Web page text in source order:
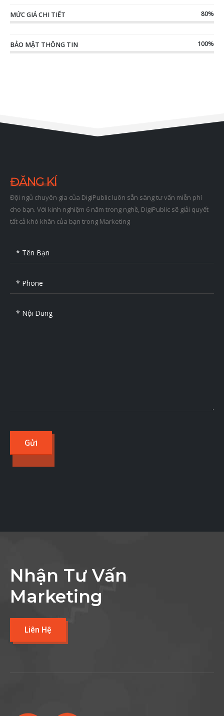
MỨC GIÁ CHI TIẾT 80%
BẢO MẬT THÔNG TIN 100%
ĐĂNG KÍ
Đội ngủ chuyên gia của DigiPublic luôn sẵn sàng tư vấn miễn phí
cho bạn. Với kinh nghiệm 6 năm trong nghề, DigiPublic sẽ giải quyết
tất cả khó khăn của bạn trong Marketing
Nhận Tư Vấn
Marketing
Liên Hệ